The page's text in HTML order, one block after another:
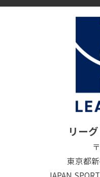
リー
東京都